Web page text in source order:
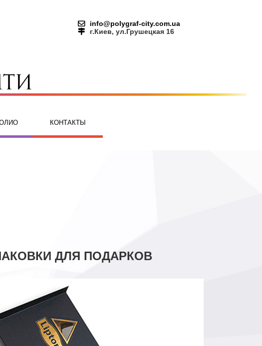
info@polygraf-city.com.ua
г.Киев, ул.Грушецкая 16
КОНТАКТЫ
ДЛЯ ПОДАРКОВ